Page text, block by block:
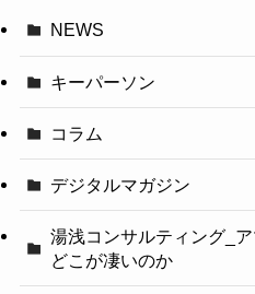
NEWS
キーパーソン
コラム
デジタルマガジン
湯浅コンサルティング_
どこが凄いのか